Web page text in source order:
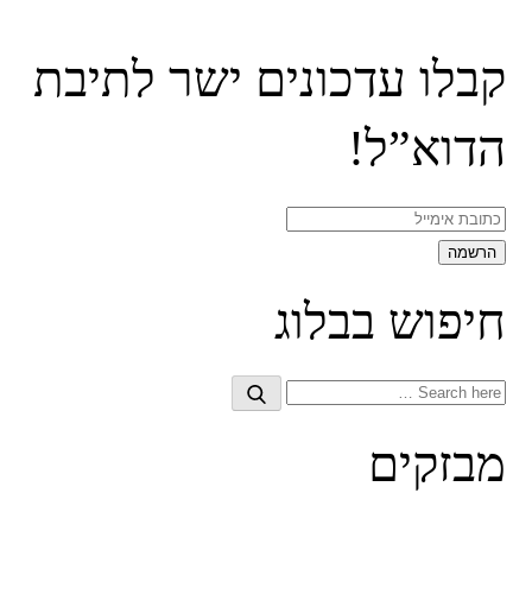
קבלו עדכונים ישר לתיבת
הדוא”ל!
חיפוש בבלוג
Search
Search
מבזקים